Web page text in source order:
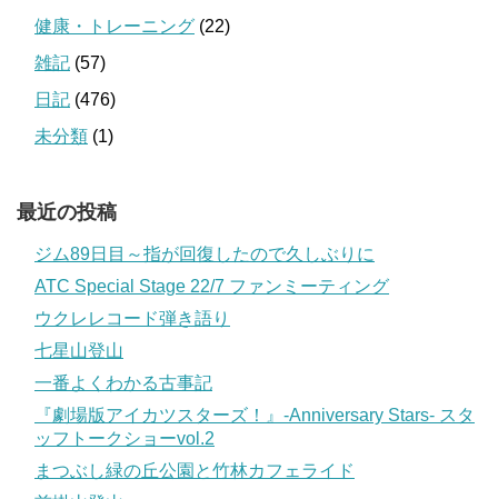
健康・トレーニング (22)
雑記 (57)
日記 (476)
未分類 (1)
最近の投稿
ジム89日目～指が回復したので久しぶりに
ATC Special Stage 22/7 ファンミーティング
ウクレレコード弾き語り
七星山登山
一番よくわかる古事記
『劇場版アイカツスターズ！』-Anniversary Stars- スタ
ッフトークショーvol.2
まつぶし緑の丘公園と竹林カフェライド